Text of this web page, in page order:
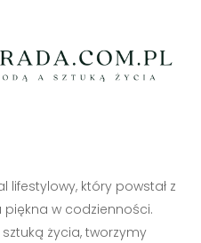
lifestylowy, który powstał z
w codzienności.
życia, tworzymy